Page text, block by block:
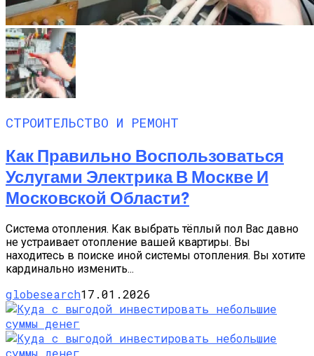
СТРОИТЕЛЬСТВО И РЕМОНТ
Как Правильно Воспользоваться
Услугами Электрика В Москве И
Московской Области?
Система отопления. Как выбрать тёплый пол Вас давно
не устраивает отопление вашей квартиры. Вы
находитесь в поиске иной системы отопления. Вы хотите
кардинально изменить...
globesearch17.01.2026